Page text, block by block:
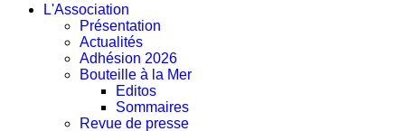
L'Association
Présentation
Actualités
Adhésion 2026
Bouteille à la Mer
Editos
Sommaires
Revue de presse